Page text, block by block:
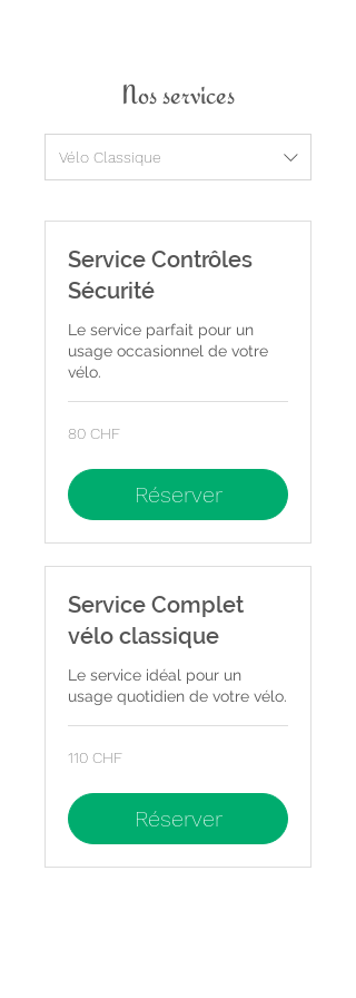
Nos services
Vélo Classique
Service Contrôles
Sécurité
Le service parfait pour un
usage occasionnel de votre
vélo.
francs
80 CHF
Réserver
Service Complet
vélo classique
Le service idéal pour un
usage quotidien de votre vélo.
francs
110 CHF
Réserver